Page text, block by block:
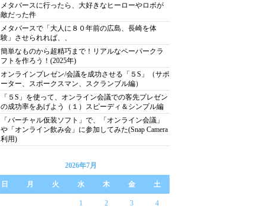
メタバースに行ったら、大好きなヒーローやロボが
敵だった件
メタバースで「大人に８０年前の広島、長崎を体
験」させられれば、、
簡単なものから超精巧まで！リアルなペーパークラ
フトを作ろう！(2025年)
オンラインプレゼン/会議を成功させる「５S」（サポ
ーター、スポークスマン、スクランブル編）
「５S」を使って、オンライン会議での客先プレゼン
の成功率をあげよう（１）スピーディ＆シンプル編
「バーチャル仮装ソフト」で、「オンライン会議」
や「オンライン飲み会」に参加してみた(Snap Camera
利用)
2026年7月
日 月 火 水 木 金 土
1 2 3 4